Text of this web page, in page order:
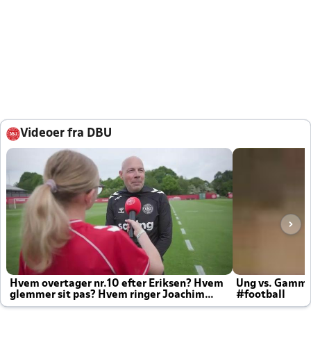
Videoer fra DBU
Hvem overtager nr.10 efter Eriksen? Hvem
glemmer sit pas? Hvem ringer Joachim
altid til efter kampe?
Ung vs.
#football